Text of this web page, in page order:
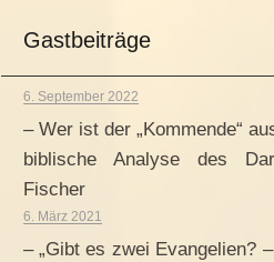
Gastbeiträge
6. September 2022
– Wer ist der „Kommende“
biblische Analyse des
Fischer
6. März 2021
– „Gibt es zwei Evangelien?